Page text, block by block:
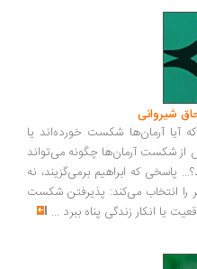
شکست خورده‌اند یا
آرمان‌ها چگونه می‌تواند
که ابراهیم برمی‌گزیند، نه
می‌کند: پذیرفتن شکست
زندگی پناه ببرد...